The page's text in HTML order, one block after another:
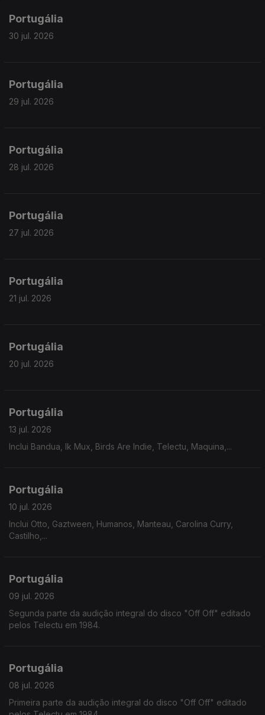
Portugália
30 jul. 2026
Portugália
29 jul. 2026
Portugália
28 jul. 2026
Portugália
27 jul. 2026
Portugália
21 jul. 2026
Portugália
20 jul. 2026
Portugália
13 jul. 2026
Inclui Bandua, Ik Mux, Birds Are Indie, Telectu, Maquina,...
Portugália
10 jul. 2026
Inclui Otto, Gaztween, Humanos, Manteau, Carolina Curry,
Castilho,...
Portugália
09 jul. 2026
Segunda parte da audição integral do disco "Off Off" editado
pelos Telectu em 1984.
Portugália
08 jul. 2026
Primeira parte da audição integral do disco "Off Off" editado